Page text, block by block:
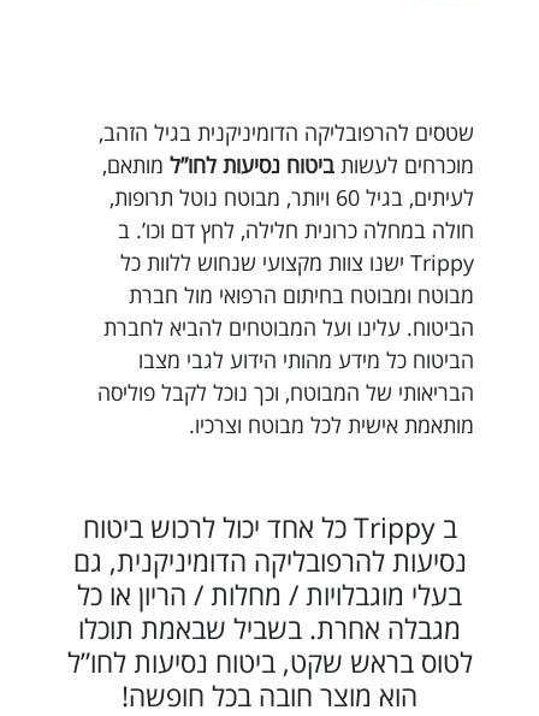
שטסים להרפובליקה הדומיניקנית בגיל הזהב,
מוכרחים לעשות ביטוח נסיעות לחו”ל מותאם,
לעיתים, בגיל 60 ויותר, מבוטח נוטל תרופות,
חולה במחלה כרונית חלילה, לחץ דם וכו’. ב
Trippy ישנו צוות מקצועי שנחוש ללוות כל
מבוטח ומבוטח בחיתום הרפואי מול חברת
הביטוח. עלינו ועל המבוטחים להביא לחברת
הביטוח כל מידע מהותי הידוע לגבי מצבו
הבריאותי של המבוטח, וכך נוכל לקבל פוליסה
מותאמת אישית לכל מבוטח וצרכיו.
ב Trippy כל אחד יכול לרכוש ביטוח
נסיעות להרפובליקה הדומיניקנית, גם
בעלי מוגבלויות / מחלות / הריון או כל
מגבלה אחרת. בשביל שבאמת תוכלו
לטוס בראש שקט, ביטוח נסיעות לחו”ל
הוא מוצר חובה בכל חופשה!